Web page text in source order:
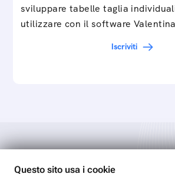
sviluppare tabelle taglia
utilizzare con il software
Iscriviti